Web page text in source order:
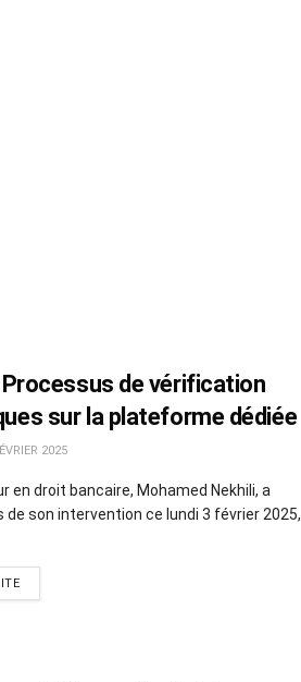
Processus de vérification
sur la plateforme dédiée
2025
en droit bancaire, Mohamed Nekhili, a
de son intervention ce lundi 3 février 2025,